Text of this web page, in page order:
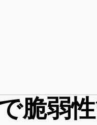
脆弱